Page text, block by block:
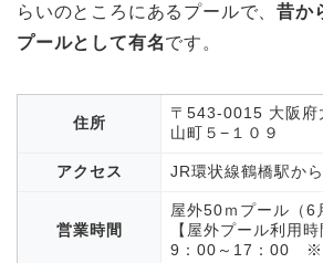
らいのところにあるプールで、昔か
プールとして有名です。
住所
〒543-0015 大阪府
山町５−１０９
アクセス JR環状線鶴橋駅か
営業時間
屋外50ｍプール（6
【屋外プール利用
9：00～17：00